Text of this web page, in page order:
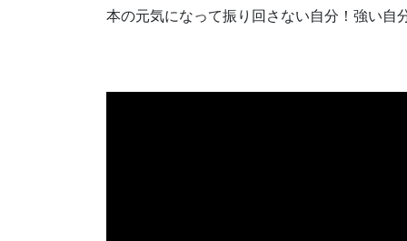
本の元気になって振り回さない自分！強い自